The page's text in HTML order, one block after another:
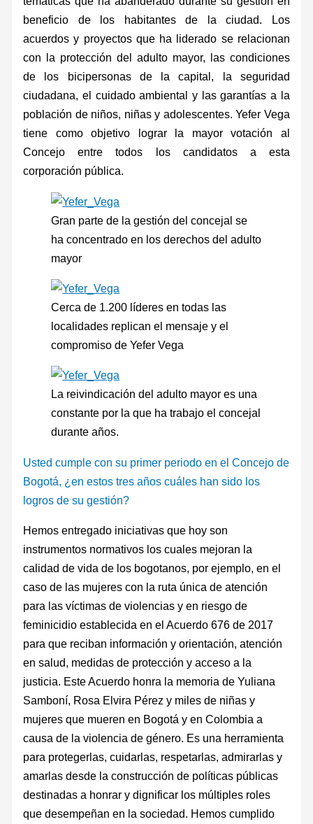
beneficio de los habitantes de la ciudad. Los
acuerdos y proyectos que ha liderado se relacionan
con la protección del adulto mayor, las condiciones
de los bicipersonas de la capital, la seguridad
ciudadana, el cuidado ambiental y las garantías a la
población de niños, niñas y adolescentes. Yefer Vega
tiene como objetivo lograr la mayor votación al
Concejo entre todos los candidatos a esta
corporación pública.
Gran parte de la gestión del concejal se
ha concentrado en los derechos del adulto
mayor
Cerca de 1.200 líderes en todas las
localidades replican el mensaje y el
compromiso de Yefer Vega
La reivindicación del adulto mayor es una
constante por la que ha trabajo el concejal
durante años.
Usted cumple con su primer periodo en el Concejo de
Bogotá, ¿en estos tres años cuáles han sido los
logros de su gestión?
Hemos entregado iniciativas que hoy son
instrumentos normativos los cuales mejoran la
calidad de vida de los bogotanos, por ejemplo, en el
caso de las mujeres con la ruta única de atención
para las víctimas de violencias y en riesgo de
feminicidio establecida en el Acuerdo 676 de 2017
para que reciban información y orientación, atención
en salud, medidas de protección y acceso a la
justicia. Este Acuerdo honra la memoria de Yuliana
Samboní, Rosa Elvira Pérez y miles de niñas y
mujeres que mueren en Bogotá y en Colombia a
causa de la violencia de género. Es una herramienta
para protegerlas, cuidarlas, respetarlas, admirarlas y
amarlas desde la construcción de políticas públicas
destinadas a honrar y dignificar los múltiples roles
que desempeñan en la sociedad. Hemos cumplido